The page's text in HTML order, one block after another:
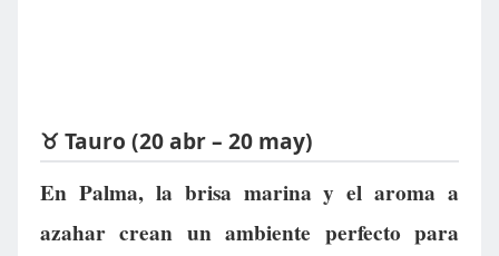
♉ Tauro (20 abr – 20 may)
En Palma, la brisa marina y el aroma a
azahar crean un ambiente perfecto para